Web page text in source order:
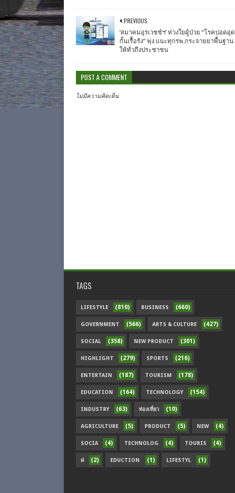
PREVIOUS
‘สมาคมอุรเวชช์ฯ’ ห่วงใยผู้ป่วย “โรคปอดอุด
กั้นเรื้อรัง” พุ่ง แนะทุกรพ.กระจายยาพื้นฐาน
ให้ทั่วถึงประชาชน
POST A COMMENT
ไม่มีความคิดเห็น
TAGS
LIFESTYLE (810) BUSINESS (660)
GOVERNMENT (566) ARTS & CULTURE (427)
SOCIAL (358) NEW PRODUCT (301)
HIGHLIGHT (279) SPORTS (216)
ENTERTAIN (187) TOURISM (178)
EDUCATION (164) TECHNOLOGY (154)
INDUSTRY (63) ท่องเที่ยว (10)
AGRICULTURE (5) PRODUCT (5) NEW (4)
SOCIA (4) TECHNOLOG (4) TOURIS (4)
ฝ (2) EDUCTION (1) LIFESTYL (1)